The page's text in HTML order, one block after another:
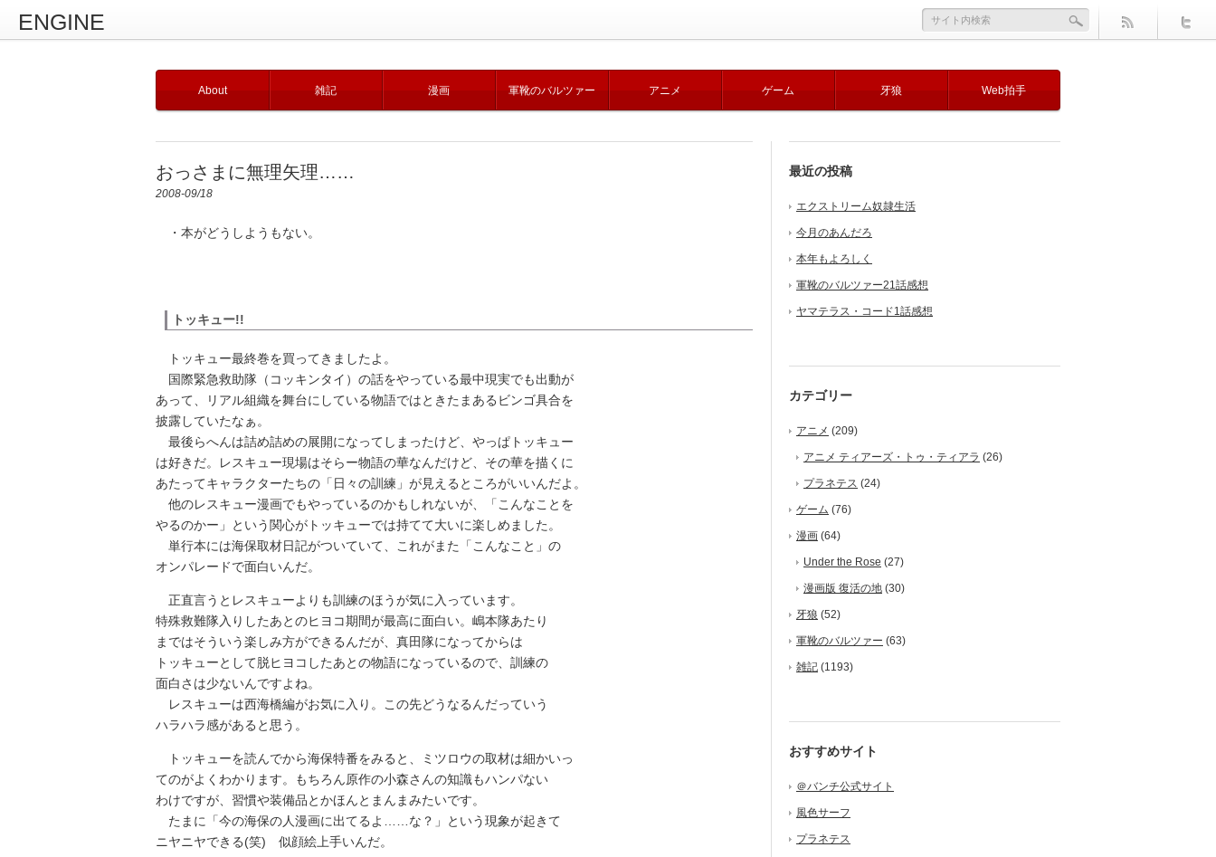
ENGINE
About 雑記 漫画 軍靴のバルツァー アニメ ゲーム 牙狼 Web拍手
おっさまに無理矢理……
2008-09/18
・本がどうしようもない。
トッキュー!!
トッキュー最終巻を買ってきましたよ。
国際緊急救助隊（コッキンタイ）の話をやっている最中現実でも出動が
あって、リアル組織を舞台にしている物語ではときたまあるビンゴ具合を
披露していたなぁ。
最後らへんは詰め詰めの展開になってしまったけど、やっぱトッキュー
は好きだ。レスキュー現場はそらー物語の華なんだけど、その華を描くに
あたってキャラクターたちの「日々の訓練」が見えるところがいいんだよ。
他のレスキュー漫画でもやっているのかもしれないが、「こんなことを
やるのかー」という関心がトッキューでは持てて大いに楽しめました。
単行本には海保取材日記がついていて、これがまた「こんなこと」の
オンパレードで面白いんだ。
正直言うとレスキューよりも訓練のほうが気に入っています。
特殊救難隊入りしたあとのヒヨコ期間が最高に面白い。嶋本隊あたり
まではそういう楽しみ方ができるんだが、真田隊になってからは
トッキューとして脱ヒヨコしたあとの物語になっているので、訓練の
面白さは少ないんですよね。
レスキューは西海橋編がお気に入り。この先どうなるんだっていう
ハラハラ感があると思う。
トッキューを読んでから海保特番をみると、ミツロウの取材は細かいっ
てのがよくわかります。もちろん原作の小森さんの知識もハンパない
わけですが、習慣や装備品とかほんとまんまみたいです。
たまに「今の海保の人漫画に出てるよ……な？」という現象が起きて
ニヤニヤできる(笑) 似顔絵上手いんだ。
最近の投稿
エクストリーム奴隷生活
今月のあんだろ
本年もよろしく
軍靴のバルツァー21話感想
ヤマテラス・コード1話感想
カテゴリー
アニメ (209)
アニメ ティアーズ・トゥ・ティアラ (26)
プラネテス (24)
ゲーム (76)
漫画 (64)
Under the Rose (27)
漫画版 復活の地 (30)
牙狼 (52)
軍靴のバルツァー (63)
雑記 (1193)
おすすめサイト
＠バンチ公式サイト
風色サーフ
プラネテス